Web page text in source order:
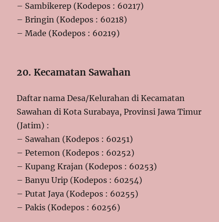
– Sambikerep (Kodepos : 60217)
– Bringin (Kodepos : 60218)
– Made (Kodepos : 60219)
20. Kecamatan Sawahan
Daftar nama Desa/Kelurahan di Kecamatan
Sawahan di Kota Surabaya, Provinsi Jawa Timur
(Jatim) :
– Sawahan (Kodepos : 60251)
– Petemon (Kodepos : 60252)
– Kupang Krajan (Kodepos : 60253)
– Banyu Urip (Kodepos : 60254)
– Putat Jaya (Kodepos : 60255)
– Pakis (Kodepos : 60256)